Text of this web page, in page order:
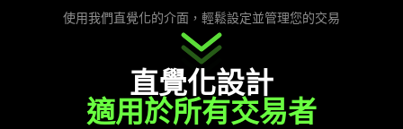
使用我們直覺化的介面，輕鬆設定並管理您的交易
直覺化設計
適用於所有交易者